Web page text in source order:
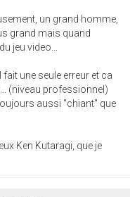
un grand homme,
grand mais quand
jeu video...
une seule erreur et ca
(niveau professionnel)
aussi "chiant" que
Ken Kutaragi, que je